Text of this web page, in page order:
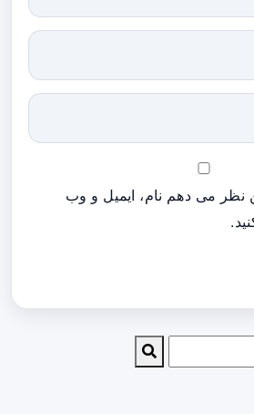
نظر می دهم نام، ایمیل و وب